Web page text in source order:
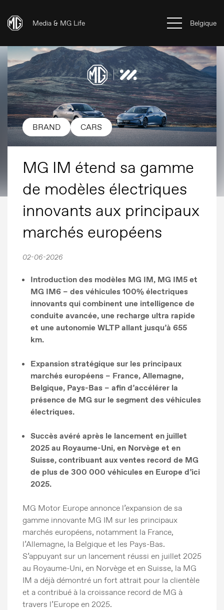
Media & MG Life Belgique
BRAND CARS
MG IM étend sa gamme
de modèles électriques
innovants aux principaux
marchés européens
02-06-2026
Introduction des modèles MG IM, MG IM5 et
MG IM6 – des véhicules 100% électriques
innovants qui combinent une intelligence de
conduite avancée, une recharge ultra rapide
et une autonomie WLTP allant jusqu’à 655
km.
Expansion stratégique sur les principaux
marchés européens – France, Allemagne,
Belgique, Pays-Bas – afin d’accélérer la
présence de MG sur le segment des véhicules
électriques.
Succès avéré après le lancement en juillet
2025 au Royaume-Uni, en Norvège et en
Suisse, contribuant aux ventes record de MG
de plus de 300 000 véhicules en Europe d’ici
2025.
MG Motor Europe annonce l’expansion de sa
gamme innovante MG IM sur les principaux
marchés européens, notamment la France,
l’Allemagne, la Belgique et les Pays-Bas.
S’appuyant sur un lancement réussi en juillet 2025
au Royaume-Uni, en Norvège et en Suisse, la MG
IM a déjà démontré un fort attrait pour la clientèle
et a contribué à la croissance record de MG à
travers l’Europe en 2025.